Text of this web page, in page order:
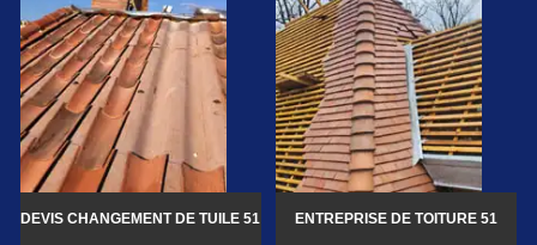
DEVIS CHANGEMENT DE TUILE 51 ENTREPRISE DE TOITURE 51